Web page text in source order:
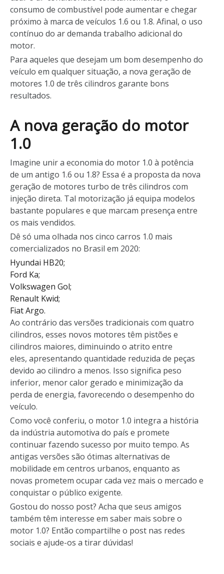
consumo de combustível pode aumentar e chegar
próximo à marca de veículos 1.6 ou 1.8. Afinal, o uso
contínuo do ar demanda trabalho adicional do
motor.
Para aqueles que desejam um bom desempenho do
veículo em qualquer situação, a nova geração de
motores 1.0 de três cilindros garante bons
resultados.
A nova geração do motor
1.0
Imagine unir a economia do motor 1.0 à potência
de um antigo 1.6 ou 1.8? Essa é a proposta da nova
geração de motores turbo de três cilindros com
injeção direta. Tal motorização já equipa modelos
bastante populares e que marcam presença entre
os mais vendidos.
Dê só uma olhada nos cinco carros 1.0 mais
comercializados no Brasil em 2020:
Hyundai HB20;
Ford Ka;
Volkswagen Gol;
Renault Kwid;
Fiat Argo.
Ao contrário das versões tradicionais com quatro
cilindros, esses novos motores têm pistões e
cilindros maiores, diminuindo o atrito entre
eles, apresentando quantidade reduzida de peças
devido ao cilindro a menos. Isso significa peso
inferior, menor calor gerado e minimização da
perda de energia, favorecendo o desempenho do
veículo.
Como você conferiu, o motor 1.0 integra a história
da indústria automotiva do país e promete
continuar fazendo sucesso por muito tempo. As
antigas versões são ótimas alternativas de
mobilidade em centros urbanos, enquanto as
novas prometem ocupar cada vez mais o mercado e
conquistar o público exigente.
Gostou do nosso post? Acha que seus amigos
também têm interesse em saber mais sobre o
motor 1.0? Então compartilhe o post nas redes
sociais e ajude-os a tirar dúvidas!